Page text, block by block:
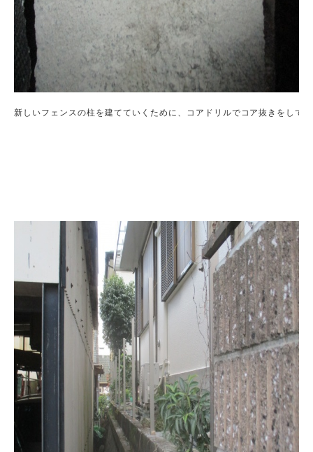
新しいフェンスの柱を建てていくために、コアドリルでコア抜きをして